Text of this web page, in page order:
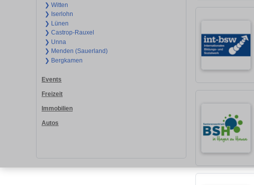
❯ Witten
❯ Iserlohn
❯ Lünen
❯ Castrop-Rauxel
❯ Unna
❯ Menden (Sauerland)
❯ Bergkamen
Events
Freizeit
Immobilien
Autos